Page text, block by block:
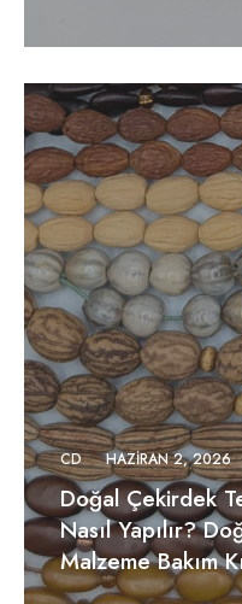
CD HAZIRAN 2, 2026
Doğal Çekirdek
Nasıl Yapılır?
Malzeme Bakım